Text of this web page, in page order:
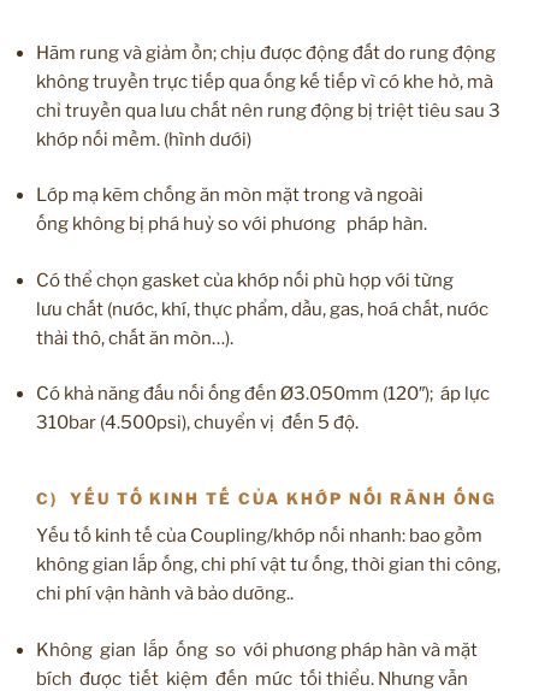
Hãm rung và giảm ồn; chịu được động đất do rung động
không truyền trực tiếp qua ống kế tiếp vì có khe hở, mà
chỉ truyền qua lưu chất nên rung động bị triệt tiêu sau 3
khớp nối mềm. (hình dưới)
Lớp mạ kẽm chống ăn mòn mặt trong và ngoài
ống không bị phá huỷ so với phương pháp hàn.
Có thể chọn gasket của khớp nối phù hợp với từng
lưu chất (nước, khí, thực phẩm, dầu, gas, hoá chất, nước
thải thô, chất ăn mòn…).
Có khả năng đấu nối ống đến Ø3.050mm (120″); áp lực
310bar (4.500psi), chuyển vị đến 5 độ.
C) YẾU TỐ KINH TẾ CỦA KHỚP NỐI RÃNH ỐNG
Yếu tố kinh tế của Coupling/khớp nối nhanh: bao gồm
không gian lắp ống, chi phí vật tư ống, thời gian thi công,
chi phí vận hành và bảo dưỡng..
Không gian lắp ống so với phương pháp hàn và mặt
bích được tiết kiệm đến mức tối thiểu. Nhưng vẫn